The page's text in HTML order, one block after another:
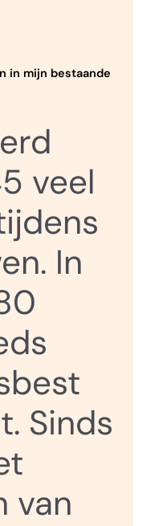
in mijn bestaande
veel
In
Sinds
van